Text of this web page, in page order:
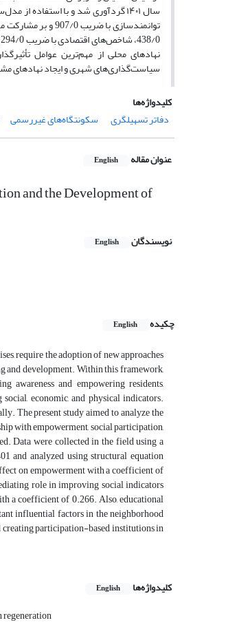
سال ۱۴۰۱ گردآوری شد و با استفاده از مدل‌سازی معادلات ساختاری در نرم‌افزار
نهادهای محلی از مهم‌ترین عوامل
سیاست‌گذاری‌های شهری و ایجاد نهادهای
کلیدواژه‌ها
دفاتر تسهیلگری
سکونتگاه‌های غیررسمی
عنوان مقاله English
and the Development of
نویسندگان English
چکیده
English
require the adoption of new approaches
and development. Within this framework,
and empowering residents,
economic, and physical indicators.
The present study aimed to analyze the
with empowerment, social participation,
Data were collected in the field using a
and analyzed using structural equation
on empowerment with a coefficient of
role in improving social indicators
a coefficient of 0.266. Also, educational
influential factors in the neighborhood
creating participation-based institutions in
کلیدواژه‌ها English
regeneration